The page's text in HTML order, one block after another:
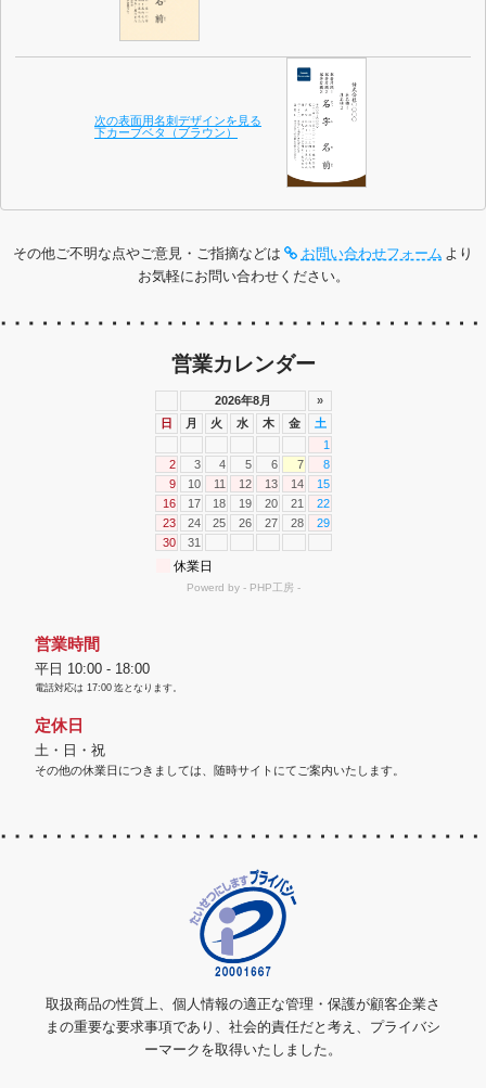
次の表面用名刺デザインを見る
下カーブベタ（ブラウン）
その他ご不明な点やご意見・ご指摘などは お問い合わせフォーム より
お気軽にお問い合わせください。
営業カレンダー
営業時間
平日 10:00 - 18:00
電話対応は 17:00 迄となります。
定休日
土・日・祝
その他の休業日につきましては、随時サイトにてご案内いたします。
取扱商品の性質上、個人情報の適正な管理・保護が顧客企業さ
まの重要な要求事項であり、社会的責任だと考え、プライバシ
ーマークを取得いたしました。